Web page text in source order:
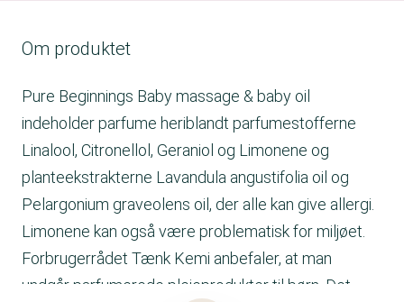
Om produktet
Pure Beginnings Baby massage & baby oil
indeholder parfume heriblandt parfumestofferne
Linalool, Citronellol, Geraniol og Limonene og
planteekstrakterne Lavandula angustifolia oil og
Pelargonium graveolens oil, der alle kan give allergi.
Limonene kan også være problematisk for miljøet.
Forbrugerrådet Tænk Kemi anbefaler, at man
undgår parfumerede plejeprodukter til børn. Det